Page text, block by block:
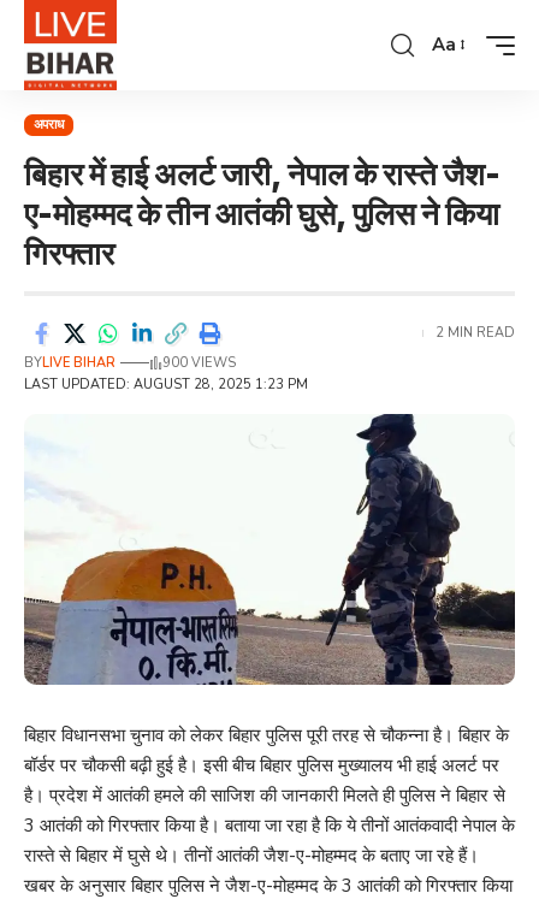
Aa
अपराध
बिहार में हाई अलर्ट जारी, नेपाल के रास्ते जैश-
ए-मोहम्मद के तीन आतंकी घुसे, पुलिस ने किया
गिरफ्तार
LAST UPDATED: AUGUST 28, 2025 1:23 PM
BYLIVE BIHAR 900 VIEWS
2 MIN READ
बिहार विधानसभा चुनाव को लेकर बिहार पुलिस पूरी तरह से चौकन्ना है। बिहार के
बॉर्डर पर चौकसी बढ़ी हुई है। इसी बीच बिहार पुलिस मुख्यालय भी हाई अलर्ट पर
है। प्रदेश में आतंकी हमले की साजिश की जानकारी मिलते ही पुलिस ने बिहार से
3 आतंकी को गिरफ्तार किया है। बताया जा रहा है कि ये तीनों आतंकवादी नेपाल के
रास्ते से बिहार में घुसे थे। तीनों आतंकी जैश-ए-मोहम्मद के बताए जा रहे हैं।
खबर के अनुसार बिहार पुलिस ने जैश-ए-मोहम्मद के 3 आतंकी को गिरफ्तार किया